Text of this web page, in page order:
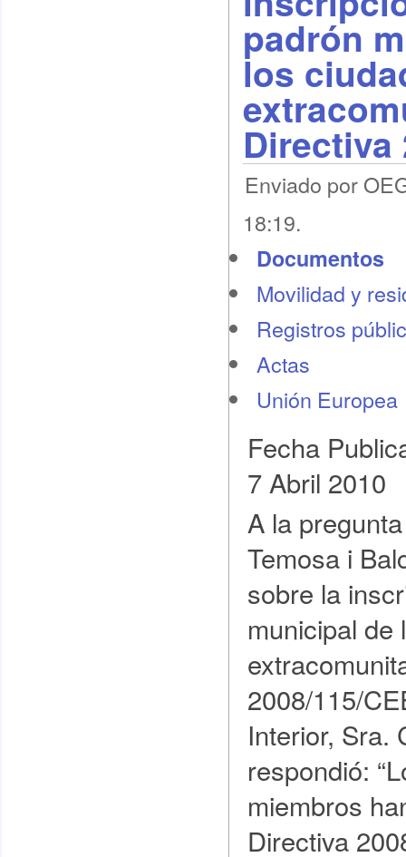
padrón
los
Directiva
Enviado por
18:19.
Documentos
Movilidad y
Registros
Actas
Unión Europea
Fecha
7 Abril 2010
A la
Temosa i
sobre la
municipal de
2008/115/
Interior, Sra.
respondió:
miembros
Directiva